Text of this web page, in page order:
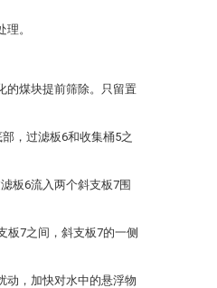
。
的煤块提前筛除。只留置
，过滤板6和收集桶5之
板6流入两个斜支板7围
板7之间，斜支板7的一侧
动，加快对水中的悬浮物